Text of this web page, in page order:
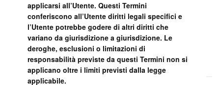
applicarsi all’Utente. Questi Termini
conferiscono all’Utente diritti legali specifici e
l’Utente potrebbe godere di altri diritti che
variano da giurisdizione a giurisdizione. Le
deroghe, esclusioni o limitazioni di
responsabilità previste da questi Termini non si
applicano oltre i limiti previsti dalla legge
applicabile.